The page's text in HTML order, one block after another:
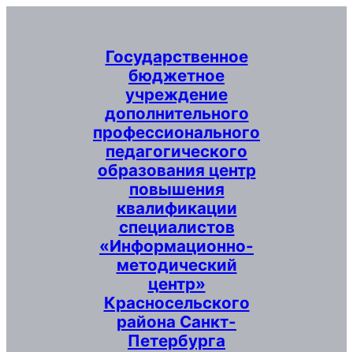
Государственное
бюджетное
учреждение
дополнительного
профессионального
педагогического
образования центр
повышения
квалификации
специалистов
«Информационно-
методический
центр»
Красносельского
района Санкт-
Петербурга